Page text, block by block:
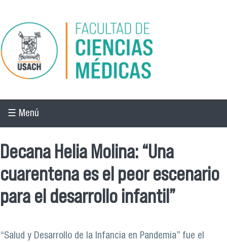
Pasar al contenido principal
☰ Menú
Decana Helia Molina: “Una
cuarentena es el peor escenario
para el desarrollo infantil”
“Salud y Desarrollo de la Infancia en Pandemia” fue el